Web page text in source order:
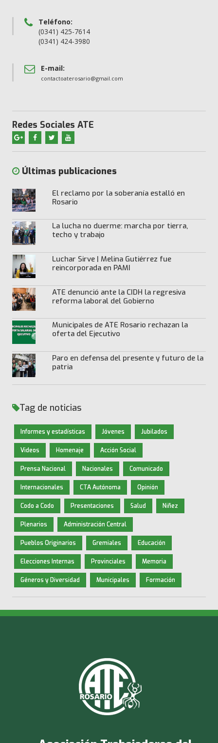
Teléfono:
(0341) 425-7614
(0341) 424-3980
E-mail:
contactoaterosario@gmail.com
Redes Sociales ATE
Últimas publicaciones
El reclamo por la soberanía estalló en
Rosario
La lucha no duerme: marcha por tierra,
techo y trabajo
Luchar Sirve | Melina Gutiérrez fue
reincorporada en PAMI
ATE denunció ante la CIDH la regresiva
reforma laboral del Gobierno
Municipales de ATE Rosario rechazan la
oferta del Ejecutivo
Paro en defensa del presente y futuro de la
patria
Tag de noticias
Informes y estadísticas Jóvenes Jubilados
Videos Homenaje Acción Social
Prensa Nacional Nacionales Comunicado
Internacionales CTA Autónoma Opinión
Codo a Codo Presentaciones Salud Niñez
Plenarios Administración Central
Pueblos Originarios Gremiales Educación
Elecciones Internas Provinciales Memoria
Géneros y Diversidad Municipales Formación